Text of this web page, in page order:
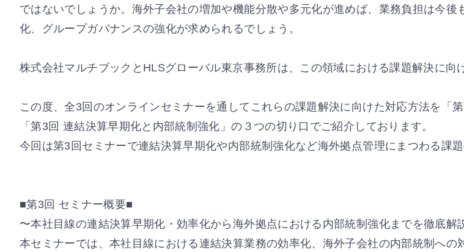
ではないでしょうか。海外子会社の増加や機能分散や多元化が進めば、業務負担は今
化、グループガバナンスの強化が求められるでしょう。
株式会社マルチブックとHLSグローバル東京事務所は、この領域における課題解決に向
この度、全3回のオンラインセミナーを通してこれらの課題解決に向けた対応方法を「
「第3回 連結決算早期化と内部統制強化」の３つの切り口でご紹介しております。
今回は第3回セミナーで連結決算早期化や内部統制強化など海外拠点管理にまつわる課
■第3回 セミナー概要■
〜本社目線の連結決算早期化・効率化から海外拠点における内部統制強化までを徹底解
本セミナーでは、本社目線における連結決算業務の効率化、海外子会社の内部統制への